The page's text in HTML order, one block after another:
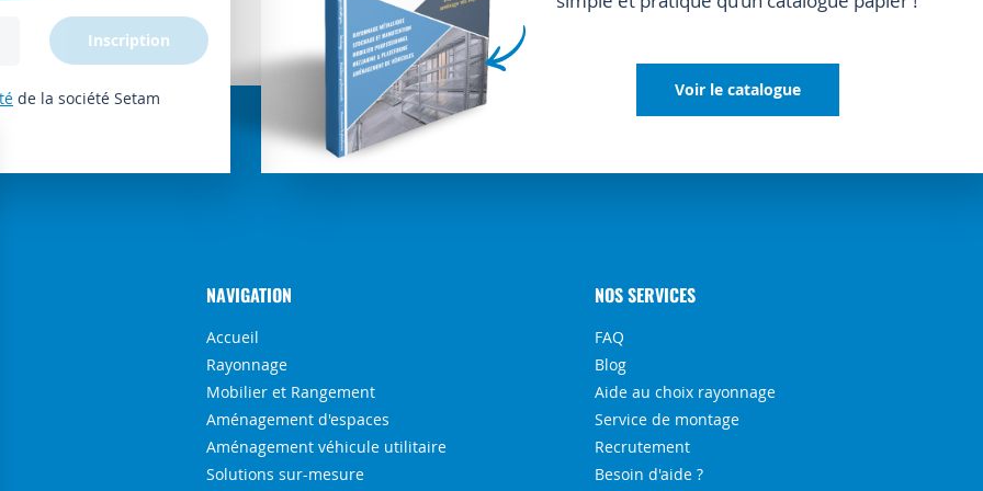
de la société Setam
Inscription
Voir le catalogue
NAVIGATION
Accueil
Rayonnage
Mobilier et Rangement
Aménagement d'espaces
Aménagement véhicule utilitaire
Solutions sur-mesure
NOS SERVICES
FAQ
Blog
Aide au choix rayonnage
Service de montage
Recrutement
Besoin d'aide ?